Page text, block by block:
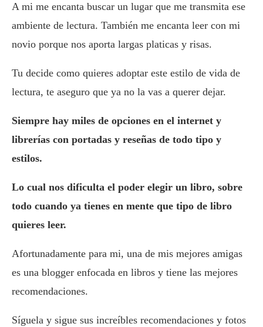
A mi me encanta buscar un lugar que me transmita ese
ambiente de lectura. También me encanta leer con mi
novio porque nos aporta largas platicas y risas.
Tu decide como quieres adoptar este estilo de vida de
lectura, te aseguro que ya no la vas a querer dejar.
Siempre hay miles de opciones en el internet y
librerías con portadas y reseñas de todo tipo y
estilos.
Lo cual nos dificulta el poder elegir un libro, sobre
todo cuando ya tienes en mente que tipo de libro
quieres leer.
Afortunadamente para mi, una de mis mejores amigas
es una blogger enfocada en libros y tiene las mejores
recomendaciones.
Síguela y sigue sus increíbles recomendaciones y fotos